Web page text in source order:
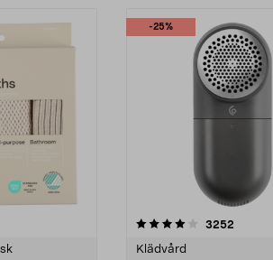
-25%
3252
Klädvård
4.5av 5 stjärnor